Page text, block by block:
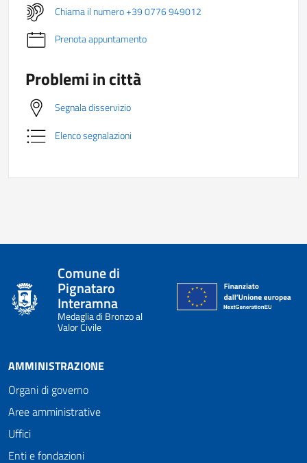
Chiama il numero +39 0776 949012
Prenota appuntamento
Problemi in città
Segnala disservizio
Elenco segnalazioni
Comune di
Pignataro
Interamna
Medaglia di Bronzo al
Valor Civile
AMMINISTRAZIONE
Organi di governo
Aree amministrative
Uffici
Enti e fondazioni